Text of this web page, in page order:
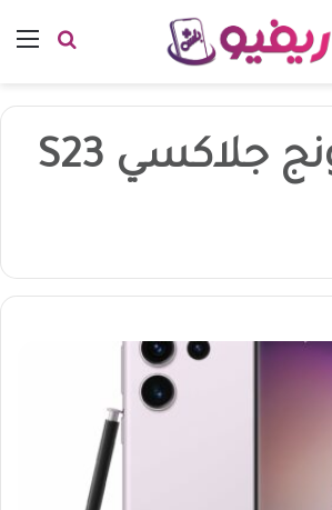
بحث
سامسونج جلاكسي S23